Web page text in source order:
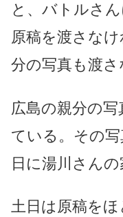
と、バトルさ
原稿を渡さな
分の写真も渡さ
広島の親分の
ている。その
日に湯川さんの
土日は原稿をほ